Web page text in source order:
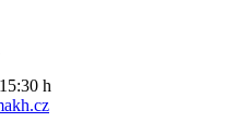
h